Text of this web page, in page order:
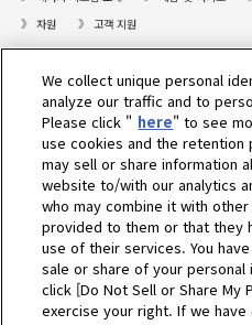
자원
고객 지원
대리점검색
고객센터
고객지원
회사소개
Select
We collect unique personal
analyze our traffic and to
Please click " here" to see
use cookies and the retention
may sell or share information
website to/with our analytics
who may combine it with
provided to them or that they
use of their services. You
sale or share of your personal
click [Do Not Sell or Share My
exercise your right. If we